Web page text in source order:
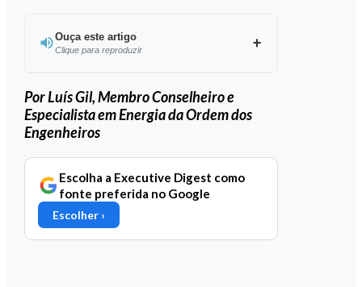
Ouça este artigo
Clique para reproduzir
Ouvir este artigo
Por Luís Gil, Membro Conselheiro e
Especialista em Energia da Ordem dos
Engenheiros
Escolha a Executive Digest como
fonte preferida no Google
Escolher ›